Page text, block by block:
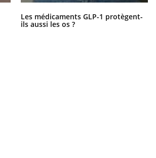
Les médicaments GLP-1 protègent-
ils aussi les os ?